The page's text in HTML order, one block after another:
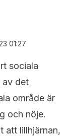
01:27
sociala
av det
område är
och nöje.
att lillhjärnan,